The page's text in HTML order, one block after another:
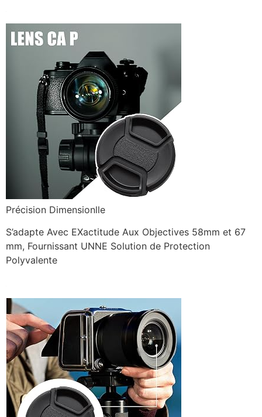
Précision Dimensionlle
S’adapte Avec EXactitude Aux Objectives 58mm et 67
mm, Fournissant UNNE Solution de Protection
Polyvalente